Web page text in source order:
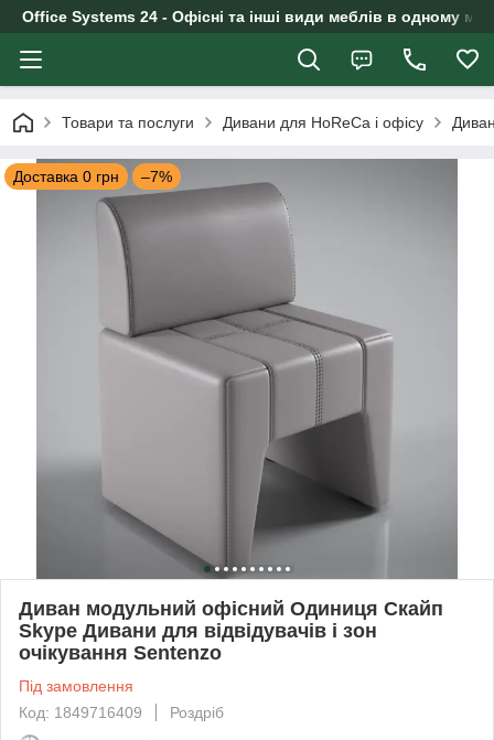
Office Systems 24 - Офісні та інші види меблів в одному
Товари та послуги Дивани для HoReCa і офісу
Доставка 0 грн –7%
Диван модульний офісний Одиниця Скайп
Skype Дивани для відвідувачів і зон
очікування Sentenzo
Під замовлення
Код: 1849716409
Роздріб